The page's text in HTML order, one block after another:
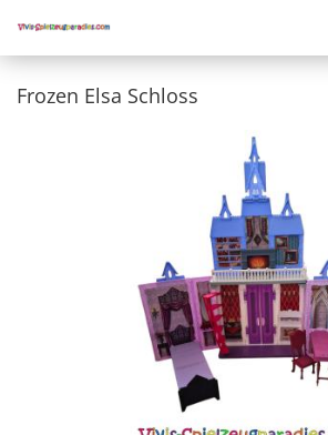
Frozen Elsa Schloss